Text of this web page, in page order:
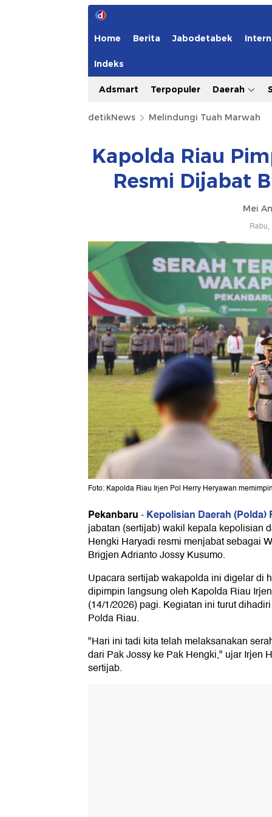
Home Berita Jabodetabek
Indeks
Adsmart Terpopuler Daerah
detikNews Melindungi Tuah Marwah
Kapolda Riau
Resmi Dijabat
Mei
Rabu,
Foto: Kapolda Riau Irjen Pol Herry Heryawan
Pekanbaru-Kepolisian Daerah (Polda)
jabatan (sertijab) wakil kepala kepolisian
Hengki Haryadi resmi menjabat sebagai
Brigjen Adrianto Jossy Kusumo.
Upacara sertijab wakapolda ini digelar di
dipimpin langsung oleh Kapolda Riau
(14/1/2026) pagi. Kegiatan ini turut
Polda Riau.
"Hari ini tadi kita telah melaksanakan
dari Pak Jossy ke Pak Hengki," ujar Irjen
sertijab.